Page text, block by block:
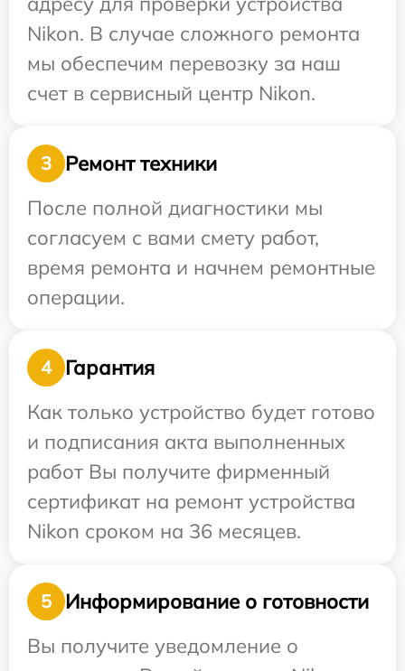
Nikon. В случае сложного ремонта
мы обеспечим перевозку за наш
счет в сервисный центр Nikon.
3
Ремонт техники
После полной диагностики мы
согласуем с вами смету работ,
время ремонта и начнем ремонтные
операции.
4
Гарантия
Как только устройство будет готово
и подписания акта выполненных
работ Вы получите фирменный
сертификат на ремонт устройства
Nikon сроком на 36 месяцев.
5
Информирование о готовности
Вы получите уведомление о